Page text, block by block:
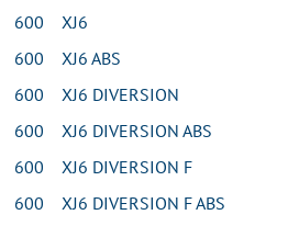
600 XJ6
600 XJ6 ABS
600 XJ6 DIVERSION
XJ6 DIVERSION ABS
600 XJ6 DIVERSION F
XJ6 DIVERSION F ABS